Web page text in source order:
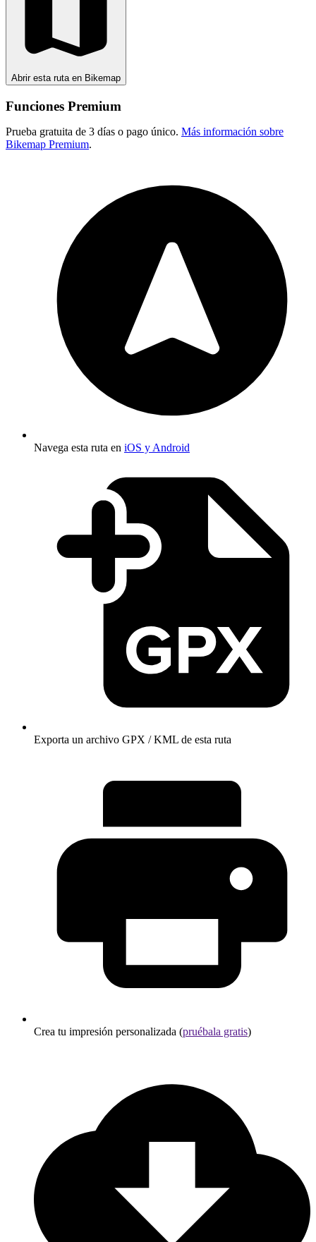
Abrir esta ruta en Bikemap
Funciones Premium
Prueba gratuita de 3 días o pago único. Más información sobre
Bikemap Premium.
Navega esta ruta en iOS y Android
Exporta un archivo GPX / KML de esta ruta
Crea tu impresión personalizada (pruébala gratis)